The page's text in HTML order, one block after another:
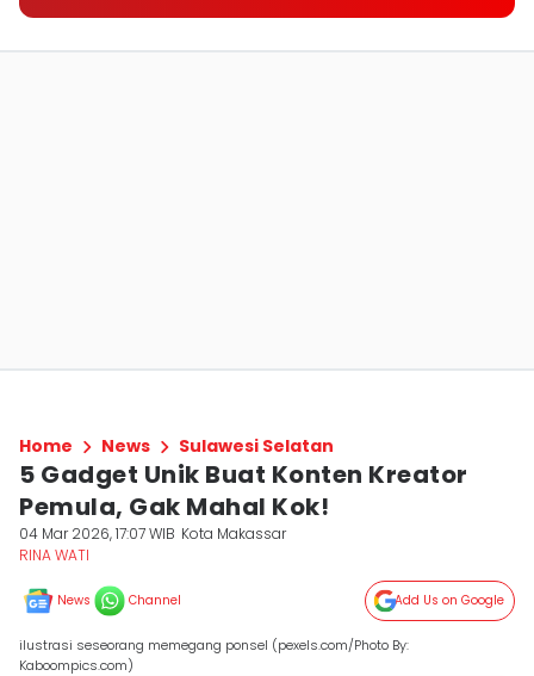
Home News Sulawesi Selatan
5 Gadget Unik Buat Konten Kreator
Pemula, Gak Mahal Kok!
04 Mar 2026, 17:07 WIB Kota Makassar
RINA WATI
News Channel Add Us on Google
ilustrasi seseorang memegang ponsel (pexels.com/Photo By:
Kaboompics.com)